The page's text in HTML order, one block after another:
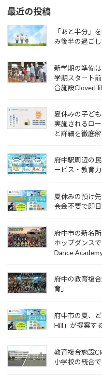
最近の投稿
「あと半分」
み後半の過ご
新学期の準備
学期スタート
合施設
夏休みの子ど
実施されるロ
と詳細を徹底
府中駅周辺の
ービス・教育
夏休みの預け
会金不要で即
府中市の新名
ホップダンス
Dance Academy
府中の教育複
育」
府中市の夏、
Hill」が提案す
教育複合施設
小学校の統合